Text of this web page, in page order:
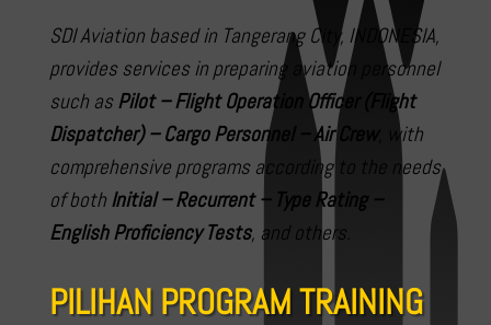
SDI Aviation based in Tangerang City, INDONESIA,
provides services in preparing aviation personnel
such asPilot – Flight Operation Officer (Flight
Dispatcher) – Cargo Personnel – Air Crew
, with
comprehensive programs according to the needs
of both Initial – Recurrent – Type Rating –
English Proficiency Tests, and others.
PILIHAN PROGRAM TRAINING